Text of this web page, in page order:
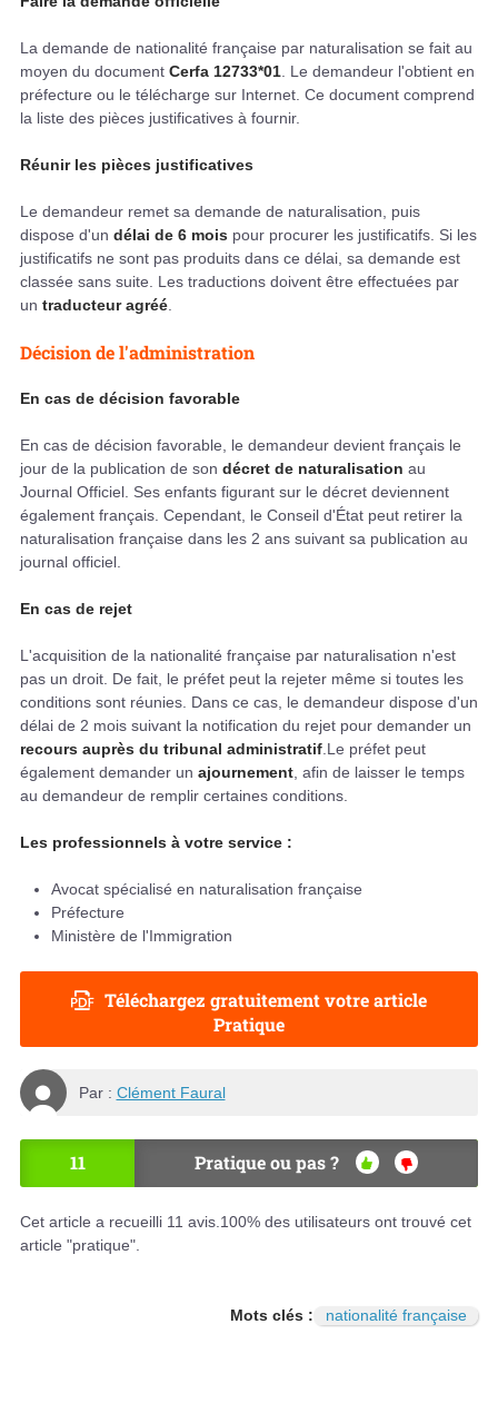
La demande de nationalité française par naturalisation se fait au
moyen du document Cerfa 12733*01 . Le demandeur l'obtient en
préfecture ou le télécharge sur Internet. Ce document comprend
la liste des pièces justificatives à fournir.
Réunir les pièces justificatives
Le demandeur remet sa demande de naturalisation, puis
dispose d'un délai de 6 mois pour procurer les justificatifs. Si les
justificatifs ne sont pas produits dans ce délai, sa demande est
classée sans suite. Les traductions doivent être effectuées par
un traducteur agréé
Décision de l'administration
En cas de décision favorable
En cas de décision favorable, le demandeur devient français le
jour de la publication de son décret de naturalisation au
Journal Officiel. Ses enfants figurant sur le décret deviennent
également français. Cependant, le Conseil d'État peut retirer la
naturalisation française dans les 2 ans suivant sa publication au
journal officiel.
En cas de rejet
L'acquisition de la nationalité française par naturalisation n'est
pas un droit. De fait, le préfet peut la rejeter même si toutes les
conditions sont réunies. Dans ce cas, le demandeur dispose d'un
délai de 2 mois suivant la notification du rejet pour demander un
recours auprès du tribunal administratif .Le préfet peut
également demander un ajournement , afin de laisser le temps
au demandeur de remplir certaines conditions.
Les professionnels à votre service :
Avocat spécialisé en naturalisation française
Préfecture
Ministère de l'Immigration
Téléchargez gratuitement votre article
Pratique
Par : Clément Faural
11 Pratique ou pas ?
OU
NO
N
Cet article a recueilli 11 avis. 100% des utilisateurs ont trouvé cet
article "pratique".
Mots clés : nationalité française